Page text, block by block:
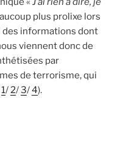
plus prolixe lors
des informations dont
viennent donc de
par
de terrorisme, qui
1/ 2/3/4).